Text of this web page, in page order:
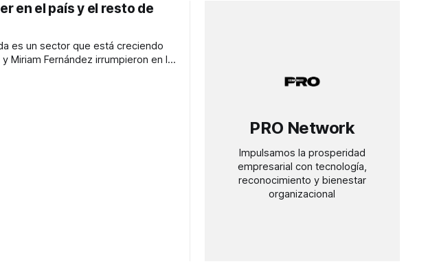
en el país y el resto de
es un sector que está creciendo
PRO Network
Impulsamos la prosperidad
empresarial con tecnología,
reconocimiento y bienestar
organizacional